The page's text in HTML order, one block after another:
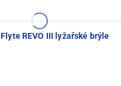
Flyte REVO III lyžařské brýle